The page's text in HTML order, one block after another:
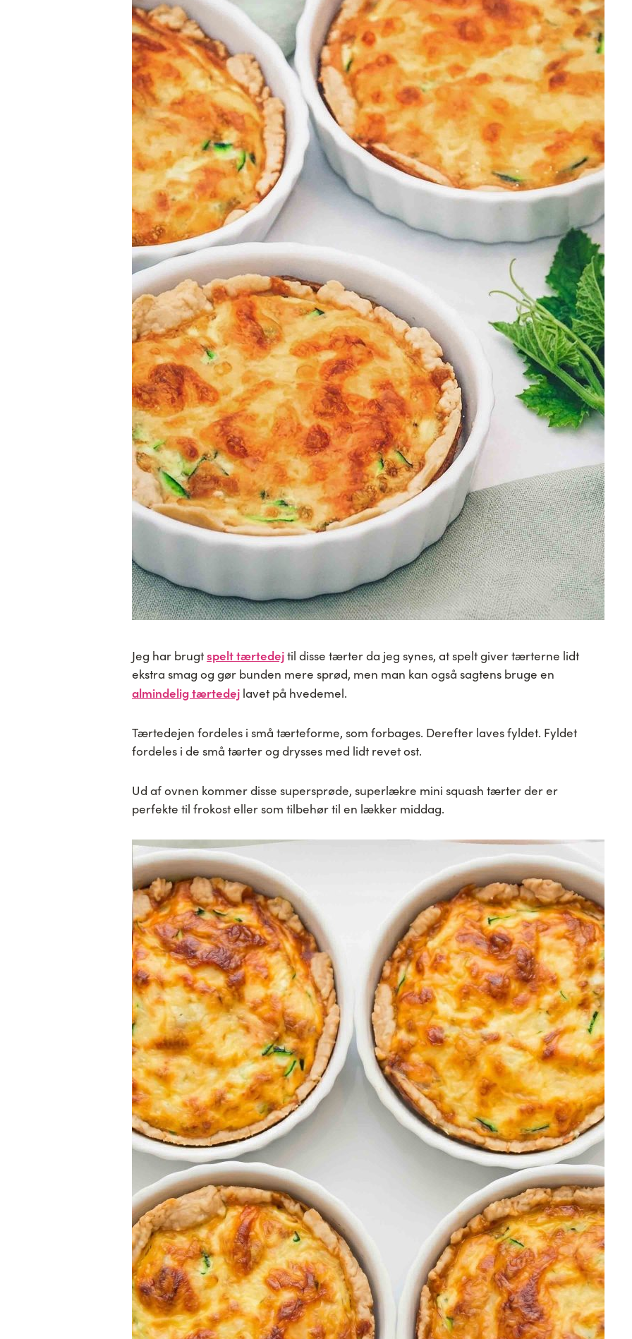
Jeg har brugtspelt tærtedejtil disse tærter da jeg synes, at spelt giver tærterne lidt
ekstra smag og gør bunden mere sprød, men man kan også sagtens bruge en
almindelig tærtedej lavet på hvedemel.
Tærtedejen fordeles i små tærteforme, som forbages. Derefter laves fyldet. Fyldet
fordeles i de små tærter og drysses med lidt revet ost.
Ud af ovnen kommer disse supersprøde, superlækre mini squash tærter der er
perfekte til frokost eller som tilbehør til en lækker middag.